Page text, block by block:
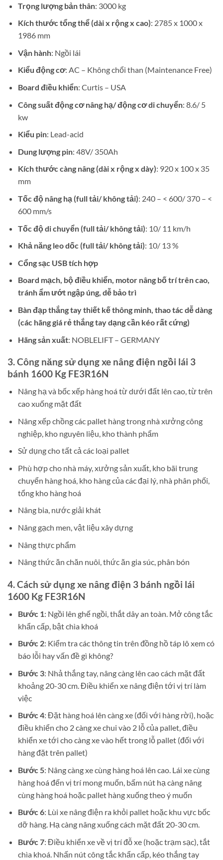
Trọng lượng bản thân: 3000 kg
Kích thước tổng thể (dài x rộng x cao): 2785 x 1000 x
1986 mm
Vận hành: Ngồi lái
Kiểu động cơ: AC – Không chổi than (Maintenance Free)
Board điều khiển: Curtis – USA
Công suất động cơ nâng hạ/ động cơ di chuyển: 8.6/ 5
kw
Kiểu pin: Lead-acid
Dung lượng pin: 48V/ 350Ah
Kích thước càng nâng (dài x rộng x dày): 920 x 100 x 35
mm
Tốc độ nâng hạ (full tải/ không tải): 240 – < 600/ 370 – <
600 mm/s
Tốc độ di chuyển (full tải/ không tải): 10/ 11 km/h
Khả năng leo dốc (full tải/ không tải): 10/ 13 %
Cổng sạc USB tích hợp
Board mạch, bộ điều khiển, motor nâng bố trí trên cao,
tránh ẩm ướt ngập úng, dễ bảo trì
Bàn đạp thắng tay thiết kế thông minh, thao tác dễ dàng
(các hãng giá rẻ thắng tay dạng cần kéo rất cứng)
Hãng sản xuất: NOBLELIFT – GERMANY
3. Công năng sử dụng xe nâng điện ngồi lái 3
bánh 1600 Kg FE3R16N
Nâng hạ và bốc xếp hàng hoá từ dưới đất lên cao, từ trên
cao xuống mặt đất
Nâng xếp chồng các pallet hàng trong nhà xưởng công
nghiệp, kho nguyên liệu, kho thành phẩm
Sử dụng cho tất cả các loại pallet
Phù hợp cho nhà máy, xưởng sản xuất, kho bãi trung
chuyển hàng hoá, kho hàng của các đại lý, nhà phân phối,
tổng kho hàng hoá
Nâng bia, nước giải khát
Nâng gạch men, vật liệu xây dựng
Nâng thực phẩm
Nâng thức ăn chăn nuôi, thức ăn gia súc, phân bón
4. Cách sử dụng xe nâng điện 3 bánh ngồi lái
1600 Kg FE3R16N
Bước 1: Ngồi lên ghế ngồi, thắt dây an toàn. Mở công tắc
khẩn cấp, bật chìa khoá
Bước 2: Kiểm tra các thông tin trên đồng hồ táp lô xem có
báo lỗi hay vấn đề gì không?
Bước 3: Nhả thắng tay, nâng càng lên cao cách mặt đất
khoảng 20-30 cm. Điều khiển xe nâng điện tới vị trí làm
việc
Bước 4: Đặt hàng hoá lên càng xe (đối với hàng rời), hoặc
điều khiển cho 2 càng xe chui vào 2 lỗ của pallet, điều
khiển xe tới cho càng xe vào hết trong lỗ pallet (đối với
hàng đặt trên pallet)
Bước 5: Nâng càng xe cùng hàng hoá lên cao. Lái xe cùng
hàng hoá đến vị trí mong muốn, bấm nút hạ càng nâng
cùng hàng hoá hoặc pallet hàng xuống theo ý muốn
Bước 6: Lùi xe nâng điện ra khỏi pallet hoặc khu vực bốc
dỡ hàng. Hạ càng nâng xuống cách mặt đất 20-30 cm.
Bước 7: Điều khiển xe về vị trí đỗ xe (hoặc trạm sạc), tắt
chìa khoá. Nhấn nút công tắc khẩn cấp, kéo thắng tay